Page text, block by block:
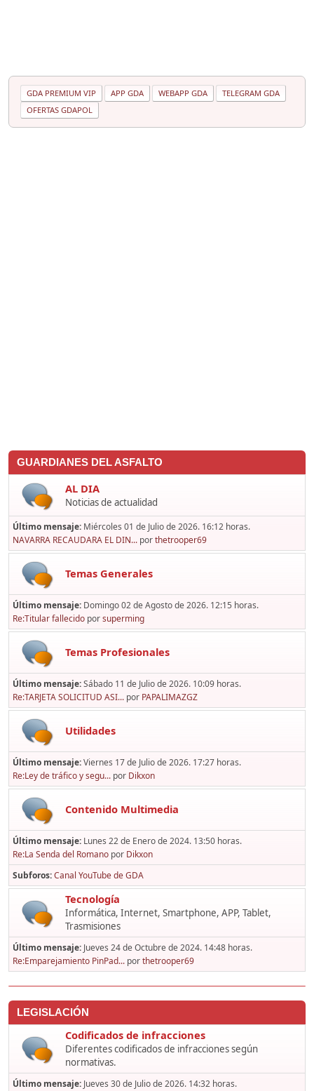
GDA PREMIUM VIP APP GDA WEBAPP GDA
TELEGRAM GDA
OFERTAS GDAPOL
GUARDIANES DEL ASFALTO
AL DIA
Noticias de actualidad
Último mensaje: Miércoles 01 de Julio de 2026. 16:12 horas.
NAVARRA RECAUDARA EL DIN... porthetrooper69
Temas Generales
Último mensaje: Domingo 02 de Agosto de 2026. 12:15 horas.
Re:Titular fallecido porsuperming
Temas Profesionales
Último mensaje:Sábado 11 de Julio de 2026. 10:09 horas.
Re:TARJETA SOLICITUD ASI... por PAPALIMAZGZ
Utilidades
Último mensaje:Viernes 17 de Julio de 2026. 17:27 horas.
Re:Ley de tráfico y segu... por Dikxon
Contenido Multimedia
Último mensaje: Lunes 22 de Enero de 2024. 13:50 horas.
Re:La Senda del Romano por Dikxon
Subforos Canal YouTube de GDA
Tecnología
Informática, Internet, Smartphone, APP, Tablet,
Trasmisiones
Último mensaje: Jueves 24 de Octubre de 2024. 14:48 horas.
Re:Emparejamiento PinPad... porthetrooper69
LEGISLACIÓN
Codificados de infracciones
Diferentes codificados de infracciones según
normativas.
Último mensaje: Jueves 30 de Julio de 2026. 14:32 horas.